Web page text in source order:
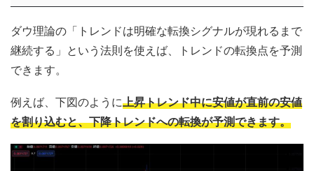
ダウ理論の「トレンドは明確な転換シグナルが現れるまで
継続する」という法則を使えば、トレンドの転換点を予測
できます。
例えば、下図のように上昇トレンド中に安値が直前の安値
を割り込むと、下降トレンドへの転換が予測できます。